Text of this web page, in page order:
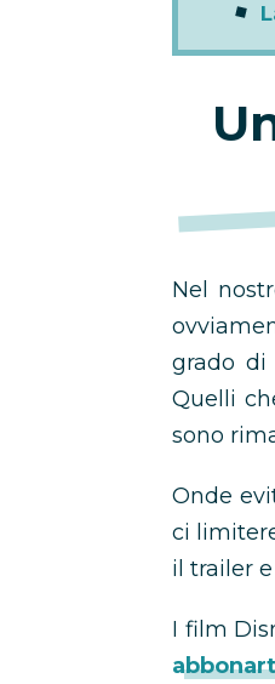
Nel
grado di
Quelli
sono
Onde
ci
il trailer
I film